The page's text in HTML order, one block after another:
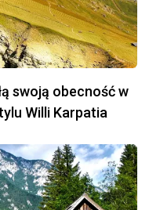
swoją obecność w
Willi Karpatia